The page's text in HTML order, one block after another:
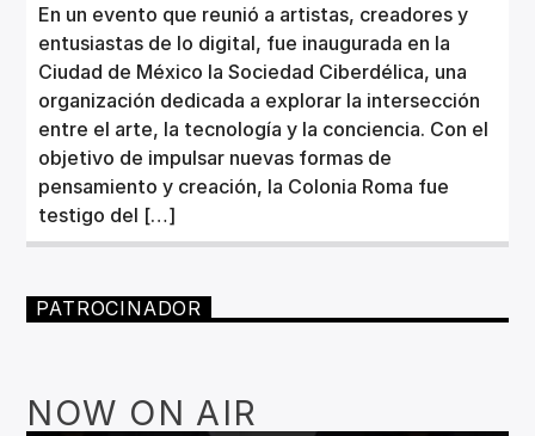
En un evento que reunió a artistas, creadores y
entusiastas de lo digital, fue inaugurada en la
Ciudad de México la Sociedad Ciberdélica, una
organización dedicada a explorar la intersección
entre el arte, la tecnología y la conciencia. Con el
objetivo de impulsar nuevas formas de
pensamiento y creación, la Colonia Roma fue
testigo del […]
PATROCINADOR
NOW ON AIR